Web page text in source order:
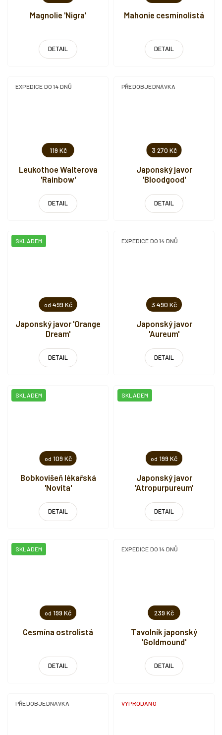
Magnolie 'Nigra'
DETAIL
Mahonie cesmínolistá
DETAIL
119 Kč
Leukothoe Walterova
'Rainbow'
EXPEDICE DO 14 DNŮ
DETAIL
3 270 Kč
Japonský javor
'Bloodgood'
PŘEDOBJEDNÁVKA
DETAIL
od 499 Kč
Japonský javor 'Orange
Dream'
SKLADEM
DETAIL
3 490 Kč
Japonský javor
'Aureum'
EXPEDICE DO 14 DNŮ
DETAIL
od 109 Kč
Bobkovišeň lékařská
'Novita'
SKLADEM
DETAIL
od 199 Kč
Japonský javor
'Atropurpureum'
SKLADEM
DETAIL
od 199 Kč
Cesmína ostrolistá
SKLADEM
DETAIL
239 Kč
Tavolník japonský
'Goldmound'
EXPEDICE DO 14 DNŮ
DETAIL
PŘEDOBJEDNÁVKA VYPRODÁNO